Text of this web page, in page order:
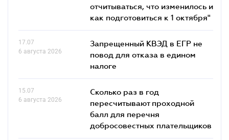
отчитываться, что изменилось и
как подготовиться к 1 октября"
17.07
6 августа 2026
Запрещенный КВЭД в ЕГР не
повод для отказа в едином
налоге
15.07
6 августа 2026
Сколько раз в год
пересчитывают проходной
балл для перечня
добросовестных плательщиков